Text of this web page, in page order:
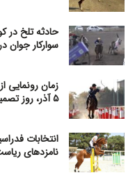
حادثه تلخ در
سوارکار جوان
زمان رونمایی
۵ آذر، روز تصمیم نهایی
انتخابات
نامزدهای ریاست از ۲۲